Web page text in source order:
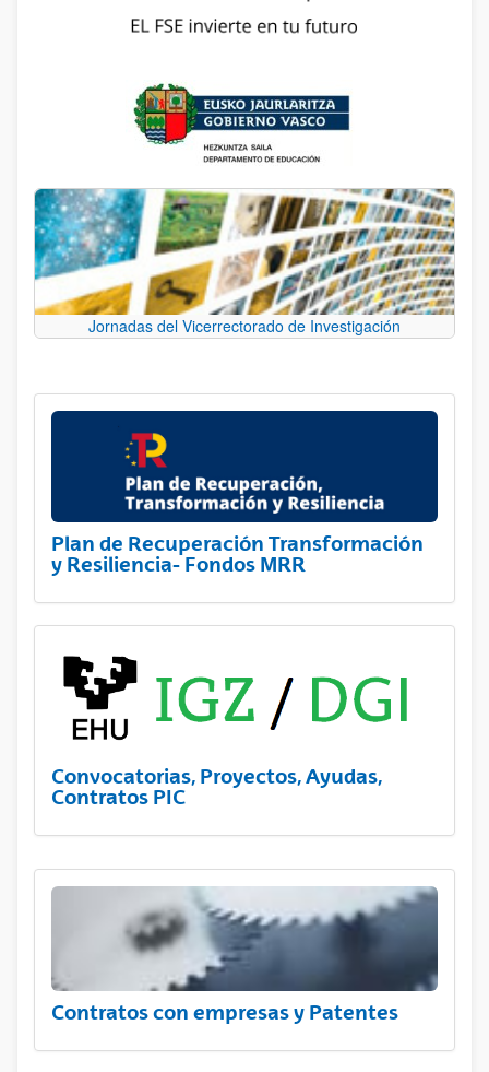
Jornadas del Vicerrectorado de Investigación
Plan de Recuperación Transformación
y Resiliencia- Fondos MRR
Convocatorias, Proyectos, Ayudas,
Contratos PIC
Contratos con empresas y Patentes